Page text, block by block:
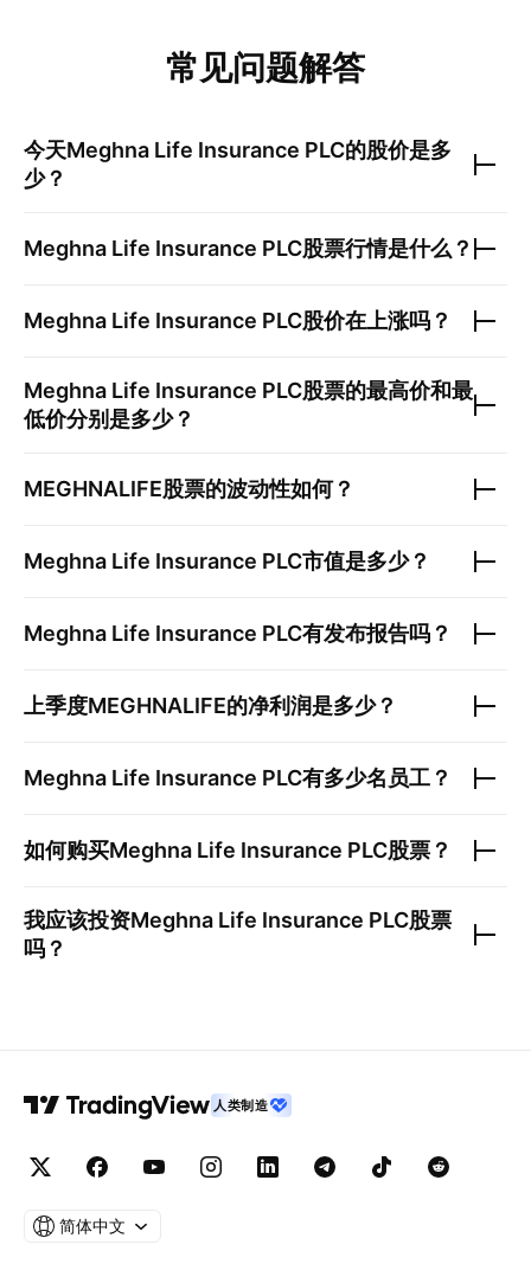
常见问题解答
今天Meghna Life Insurance PLC的股价是多
少？
Meghna Life Insurance PLC股票行情是什么？
Meghna Life Insurance PLC股价在上涨吗？
Meghna Life Insurance PLC股票的最高价和最
低价分别是多少？
MEGHNALIFE股票的波动性如何？
Meghna Life Insurance PLC市值是多少？
Meghna Life Insurance PLC有发布报告吗？
上季度MEGHNALIFE的净利润是多少？
Meghna Life Insurance PLC有多少名员工？
如何购买Meghna Life Insurance PLC股票？
我应该投资Meghna Life Insurance PLC股票
吗？
人类制造
简体中文